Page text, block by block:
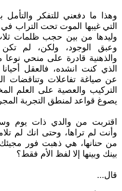
وهذا ما دفعني للتفكر والتأمل
التي غيبها الموت تحت التراب
وليدها من بين حجب ظلمات
وعبق الوجود، ولكن، لم تكن
والذهنية قادرة على منحي نوعا
الذي كنت انشده، فالعقل
عن صياغة تفاعلات وتناقضات
التركيب والعصية على العلم
يصوغ قواعد لمنطق التجربة
اقتربت من والدي ذات يوم
وأنت لم تراها، وحتى انك لم
من حنانها، هي ذهبت فور
بينك وبينها إلا لفظ الأم فقط؟
قال...